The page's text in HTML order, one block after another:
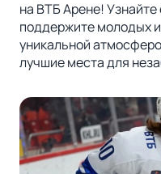
на ВТБ Арене! Узнайте
поддержите молодых
уникальной
лучшие места для